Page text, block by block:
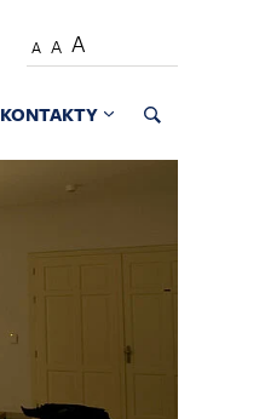
KONTAKTY
A A A